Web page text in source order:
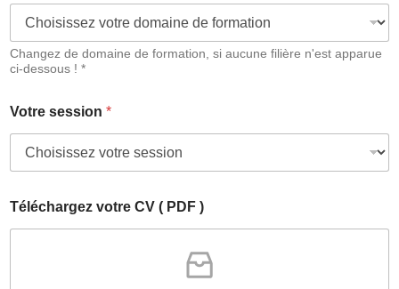
Changez de domaine de formation, si aucune filière n'est apparue
ci-dessous ! *
Votre session *
Téléchargez votre CV ( PDF )